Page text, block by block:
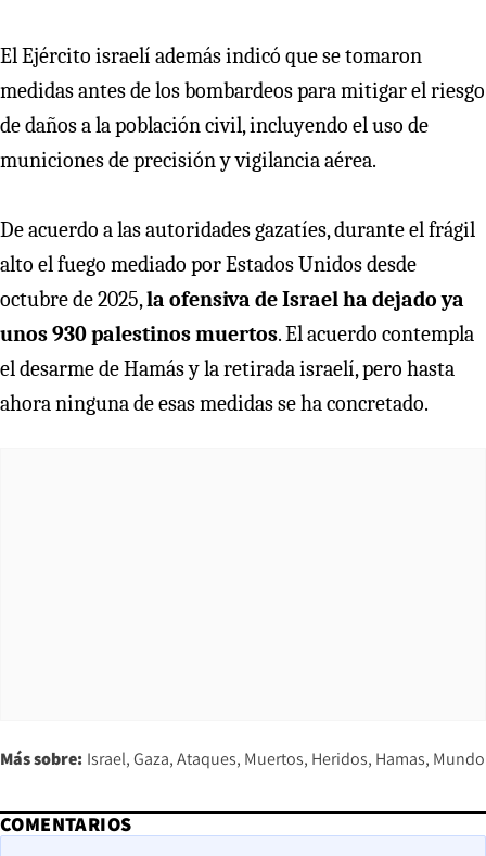
El Ejército israelí además indicó que se tomaron
medidas antes de los bombardeos para mitigar el riesgo
de daños a la población civil, incluyendo el uso de
municiones de precisión y vigilancia aérea.
De acuerdo a las autoridades gazatíes, durante el frágil
alto el fuego mediado por Estados Unidos desde
octubre de 2025,la ofensiva de Israel ha dejado ya
unos 930 palestinos muertos. El acuerdo contempla
el desarme de Hamás y la retirada israelí, pero hasta
ahora ninguna de esas medidas se ha concretado.
Más sobre: Israel Gaza Ataques Muertos Heridos Hamas Mundo
COMENTARIOS